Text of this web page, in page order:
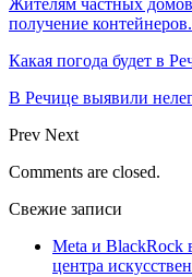
получение
Какая погода будет в
В Речице выявили
Prev Next
Comments are closed.
Свежие записи
Meta и BlackRock
центра